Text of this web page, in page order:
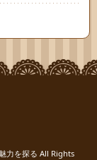
力を探る All Rights